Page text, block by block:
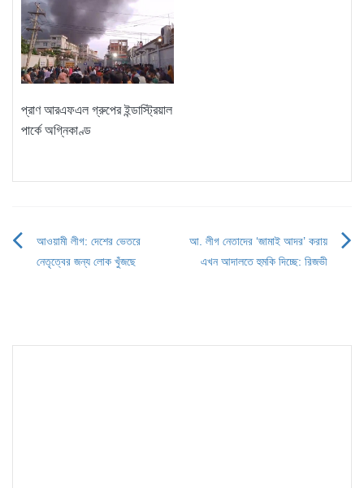
প্রাণ আরএফএল গ্রুপের ইন্ডাস্ট্রিয়াল
পার্কে অগ্নিকাণ্ড
Post
আওয়ামী লীগ: দেশের ভেতরে
নেতৃত্বের জন্য লোক খুঁজছে
আ. লীগ নেতাদের ‘জামাই আদর’ করায়
এখন আদালতে হুমকি দিচ্ছে: রিজভী